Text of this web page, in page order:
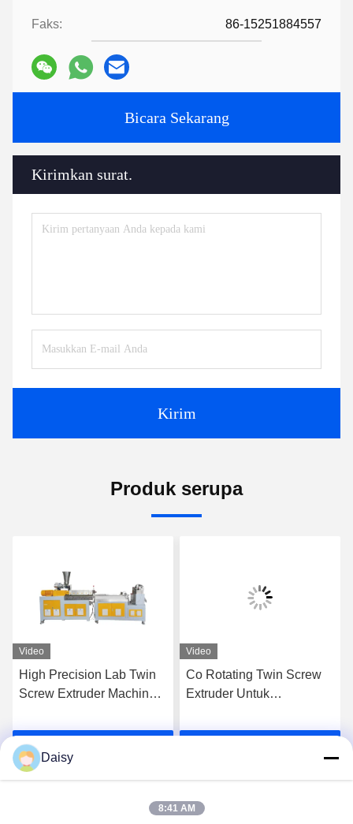
Faks: 86-15251884557
Bicara Sekarang
Kirimkan surat.
Kirim
Produk serupa
Video
High Precision Lab Twin
Screw Extruder Machine
Granulation Line
Dapatkan Harga Terbaik
Video
Co Rotating Twin Screw
Extruder Untuk
Masterbatches PE PP
Daisy
8:41 AM